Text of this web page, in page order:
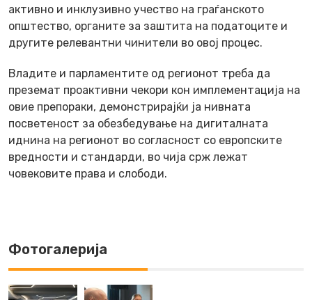
активно и инклузивно учество на граѓанското
општество, органите за заштита на податоците и
другите релевантни чинители во овој процес.
Владите и парламентите од регионот треба да
преземат проактивни чекори кон имплементација на
овие препораки, демонстрирајќи ја нивната
посветеност за обезбедување на дигиталната
иднина на регионот во согласност со европските
вредности и стандарди, во чија срж лежат
човековите права и слободи.
Фотогалерија